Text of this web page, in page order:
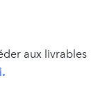
aux livrables